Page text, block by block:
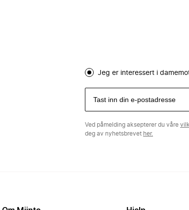
Jeg er interessert i
Ved påmelding aksepterer du våre
deg av nyhetsbrevet her.